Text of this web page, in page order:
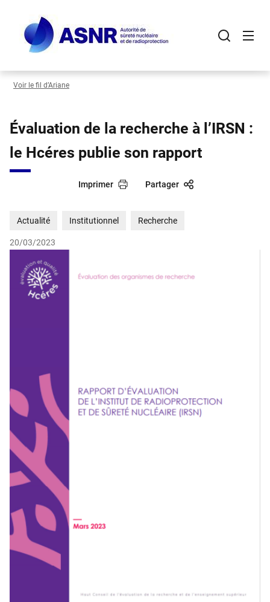
contenu
principal
Voir le fil d’Ariane
Évaluation de la recherche à l’IRSN :
le Hcéres publie son rapport
Imprimer Partager
Actualité Institutionnel Recherche
20/03/2023